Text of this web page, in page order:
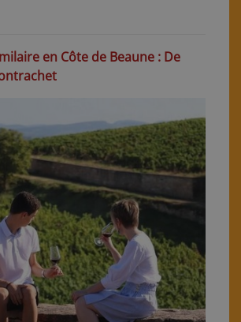
en Côte de Beaune : De